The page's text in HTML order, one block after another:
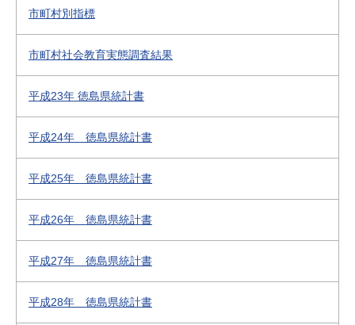
市町村別指標
市町村社会教育実態調査結果
平成23年 徳島県統計書
平成24年 徳島県統計書
平成25年 徳島県統計書
平成26年 徳島県統計書
平成27年 徳島県統計書
平成28年 徳島県統計書